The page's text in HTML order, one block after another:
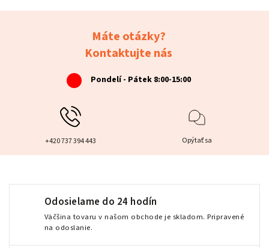
Máte otázky?
Kontaktujte nás
Pondelí - Pátek 8:00-15:00
+420 737 394 443 Opýtať sa
Odosielame do 24 hodín
Väčšina tovaru v našom obchode je skladom. Pripravené
na odoslanie.